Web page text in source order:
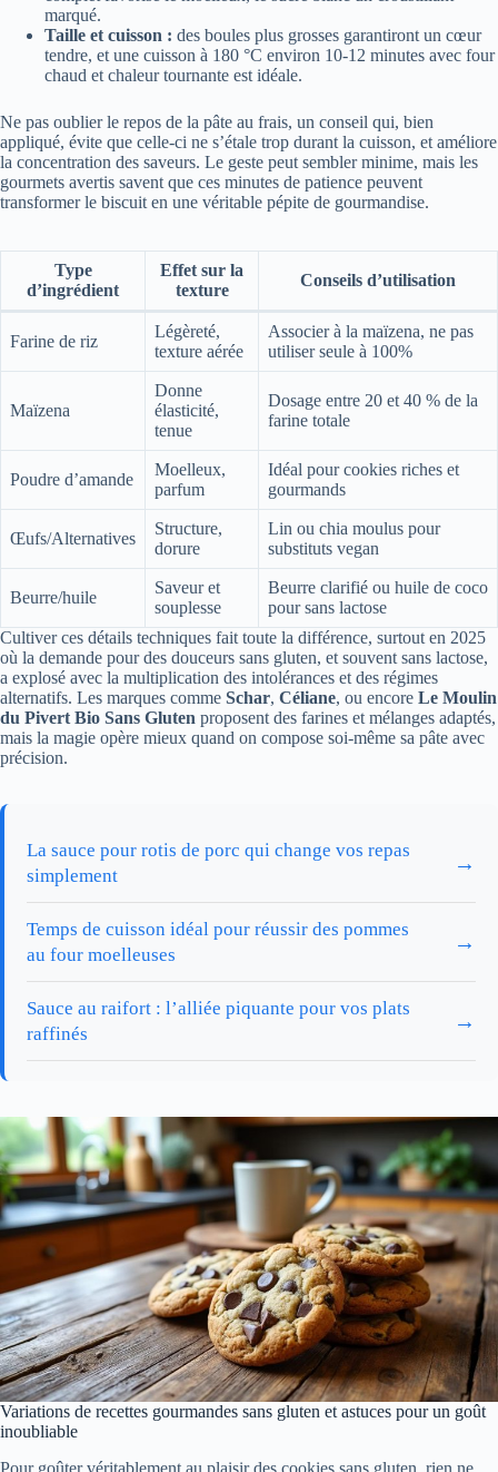
marqué.
Taille et cuisson : des boules plus grosses garantiront un cœur
tendre, et une cuisson à 180 °C environ 10-12 minutes avec four
chaud et chaleur tournante est idéale.
Ne pas oublier le repos de la pâte au frais, un conseil qui, bien
appliqué, évite que celle-ci ne s’étale trop durant la cuisson, et améliore
la concentration des saveurs. Le geste peut sembler minime, mais les
gourmets avertis savent que ces minutes de patience peuvent
transformer le biscuit en une véritable pépite de gourmandise.
Type
d’ingrédient
Effet sur la
texture
Conseils d’utilisation
Farine de riz
Légèreté,
texture aérée
Associer à la maïzena, ne pas
utiliser seule à 100%
Maïzena
Donne
élasticité,
tenue
Dosage entre 20 et 40 % de la
farine totale
Poudre d’amande
Moelleux,
parfum
Idéal pour cookies riches et
gourmands
Œufs/Alternatives
Structure,
dorure
Lin ou chia moulus pour
substituts vegan
Beurre/huile
Saveur et
souplesse
Beurre clarifié ou huile de coco
pour sans lactose
Cultiver ces détails techniques fait toute la différence, surtout en 2025
où la demande pour des douceurs sans gluten, et souvent sans lactose,
a explosé avec la multiplication des intolérances et des régimes
alternatifs. Les marques comme Schar, Céliane, ou encore Le Moulin
du Pivert Bio Sans Gluten proposent des farines et mélanges adaptés,
mais la magie opère mieux quand on compose soi-même sa pâte avec
précision.
La sauce pour rotis de porc qui change vos repas
simplement
→
Temps de cuisson idéal pour réussir des pommes
au four moelleuses
→
Sauce au raifort : l’alliée piquante pour vos plats
raffinés
→
Variations de recettes gourmandes sans gluten et astuces pour un goût
inoubliable
Pour goûter véritablement au plaisir des cookies sans gluten, rien ne